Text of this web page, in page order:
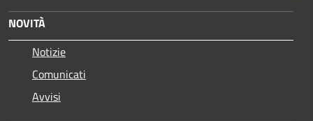
NOVITÀ
Notizie
Comunicati
Avvisi